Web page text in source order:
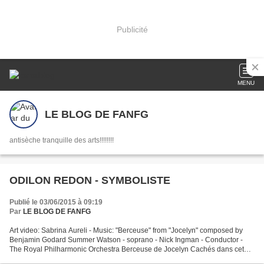
Publicité
MENU
LE BLOG DE FANFG
antisèche tranquille des arts!!!!!!!!
ODILON REDON - SYMBOLISTE
Publié le 03/06/2015 à 09:19
Par LE BLOG DE FANFG
Art video: Sabrina Aureli - Music: "Berceuse" from "Jocelyn" composed by
Benjamin Godard Summer Watson - soprano - Nick Ingman - Conductor -
The Royal Philharmonic Orchestra Berceuse de Jocelyn Cachés dans cet